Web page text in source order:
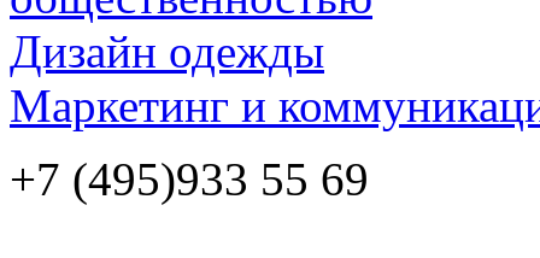
Дизайн одежды
Маркетинг и
+7 (495)933 55 69